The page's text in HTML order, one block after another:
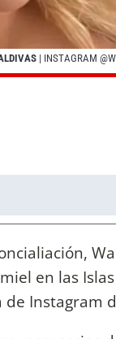
| INSTAGRAM
en las
Instagram